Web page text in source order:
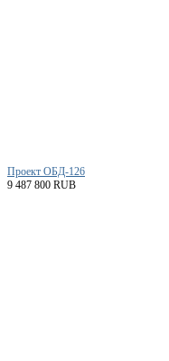
Проект ОБД-126
9 487 800 RUB